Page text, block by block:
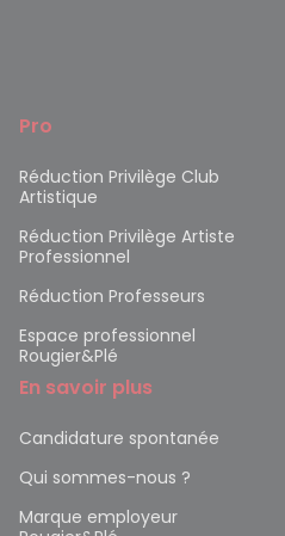
Pro
Réduction Privilège Club
Artistique
Réduction Privilège Artiste
Professionnel
Réduction Professeurs
Espace professionnel
Rougier&Plé
En savoir plus
Candidature spontanée
Qui sommes-nous ?
Marque employeur